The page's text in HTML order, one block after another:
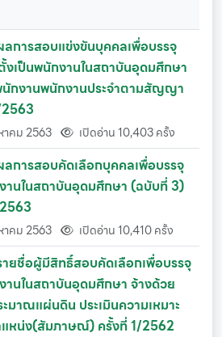
ลการสอบแข่งขันบุคคลเพื่อบรรจุ
งเป็นพนักงานในสถาบันอุดมศึกษา
นักงานพนักงานประจำตามสัญญา
าคม 2563 เปิดอ่าน 10,403 ครั้ง
ลการสอบคัดเลือกบุคคลเพื่อบรรจุ
านในสถาบันอุดมศึกษา (ฉบับที่ 3)
าคม 2563 เปิดอ่าน 10,410 ครั้ง
ายชื่อผู้มีสิทธิ์สอบคัดเลือกเพื่อบรรจุ
านในสถาบันอุดมศึกษา จ้างด้วย
ะมาณแผ่นดิน ประเมินความเหมาะ
หน่ง(สัมภาษณ์) ครั้งที่ 1/2562